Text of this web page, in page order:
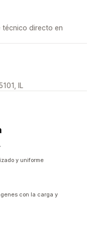
técnico directo en
IL
y uniforme
con la carga y